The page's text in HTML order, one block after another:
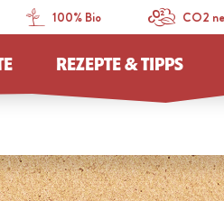
100% Bio CO2
REZEPTE & TIPPS